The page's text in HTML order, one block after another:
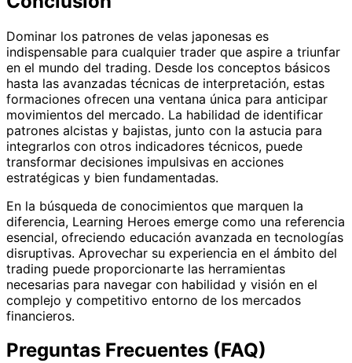
Dominar los patrones de velas japonesas es
indispensable para cualquier trader que aspire a triunfar
en el mundo del trading. Desde los conceptos básicos
hasta las avanzadas técnicas de interpretación, estas
formaciones ofrecen una ventana única para anticipar
movimientos del mercado. La habilidad de identificar
patrones alcistas y bajistas, junto con la astucia para
integrarlos con otros indicadores técnicos, puede
transformar decisiones impulsivas en acciones
estratégicas y bien fundamentadas.
En la búsqueda de conocimientos que marquen la
diferencia, Learning Heroes emerge como una referencia
esencial, ofreciendo educación avanzada en tecnologías
disruptivas. Aprovechar su experiencia en el ámbito del
trading puede proporcionarte las herramientas
necesarias para navegar con habilidad y visión en el
complejo y competitivo entorno de los mercados
financieros.
Preguntas Frecuentes (FAQ)